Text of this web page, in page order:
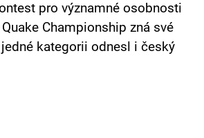
pro významné osobnosti
Championship zná své
kategorii odnesl i český